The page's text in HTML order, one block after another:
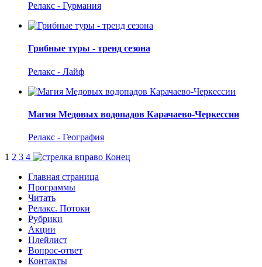
Релакс - Гурмания
Грибные туры - тренд сезона
Релакс - Лайф
Магия Медовых водопадов Карачаево-Черкессии
Релакс - География
1 2 3 4
Конец
Главная страница
Программы
Читать
Релакс. Потоки
Рубрики
Акции
Плейлист
Вопрос-ответ
Контакты